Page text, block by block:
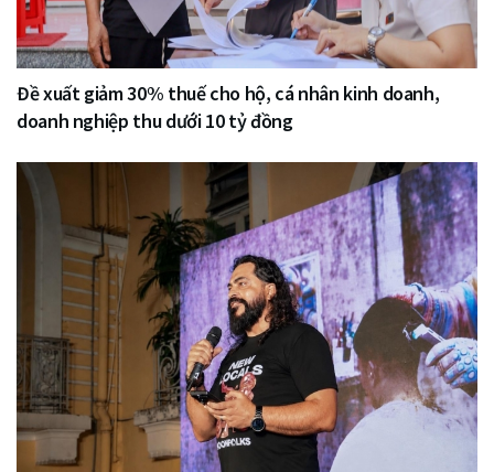
Đề xuất giảm 30% thuế cho hộ, cá nhân kinh doanh,
doanh nghiệp thu dưới 10 tỷ đồng